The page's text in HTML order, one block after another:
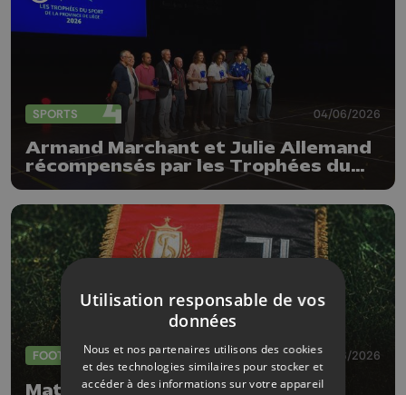
SPORTS 04/06/2026
Armand Marchant et Julie Allemand
récompensés par les Trophées du
sport de la Province de Liège
FOOTBALL 01/06/2026
Match de gala à Sclessin, le
Utilisation responsable de vos
données
Nous et nos partenaires utilisons des cookies
et des technologies similaires pour stocker et
accéder à des informations sur votre appareil